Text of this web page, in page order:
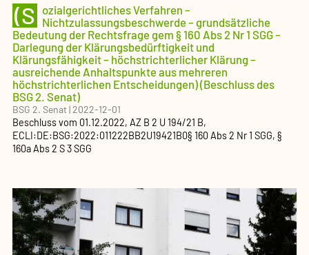
(S
ozialgerichtliches Verfahren –
Nichtzulassungsbeschwerde – grundsätzliche
Bedeutung der Rechtsfrage gem § 160 Abs 2 Nr 1 SGG –
Darlegung der Klärungsbedürftigkeit und
Klärungsfähigkeit – höchstrichterlicher Klärung –
ausreichende Anhaltspunkte aus mehreren
höchstrichterlichen Entscheidungen) (Beschluss des
BSG 2. Senat)
BSG 2. Senat|2022-12-01
Beschlussvom 01.12.2022, AZ B 2 U 194/21 B,
ECLI:DE:BSG:2022:011222BB2U19421B0§ 160 Abs 2 Nr 1 SGG, §
160a Abs 2 S 3 SGG